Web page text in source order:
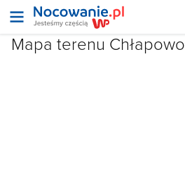
Mapa terenu Chłapowo